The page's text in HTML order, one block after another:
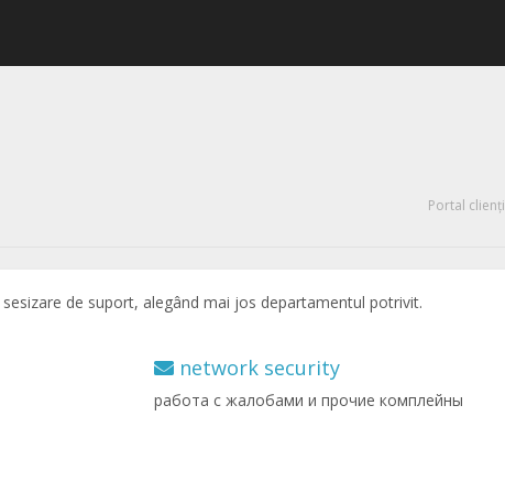
Portal clienți
de suport, alegând mai jos departamentul potrivit.
network security
работа с жалобами и прочие комплейны